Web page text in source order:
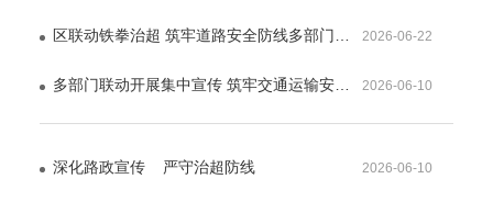
区联动铁拳治超 筑牢道路安全防线多部门联合开展跨区域治超执法整治行动
2026-06-22
多部门联动开展集中宣传 筑牢交通运输安全防线
2026-06-10
深化路政宣传 严守治超防线
2026-06-10